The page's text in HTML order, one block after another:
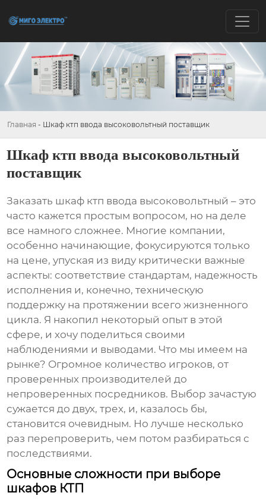
Главная - Шкаф ктп ввода высоковольтный поставщик
Шкаф ктп ввода высоковольтный
поставщик
Заказать шкаф ктп ввода высоковольтный – это
часто кажется простым вопросом, но на деле
все намного сложнее. Многие компании,
особенно начинающие, фокусируются только
на цене, упуская из виду критически важные
аспекты: соответствие стандартам, надежность
исполнения и, конечно, техническую
поддержку на протяжении всего жизненного
цикла. Я накопил некоторый опыт в этой
сфере, и хочу поделиться своими
наблюдениями и выводами. Что мы имеем на
рынке? Огромное количество игроков, от
проверенных производителей до
непроверенных посредников. Выбор зачастую
сужается до двух, трех, и, казалось бы,
становится очевидным. Но лучше несколько
раз перепроверить, чем потом разбираться с
последствиями.
Основные сложности при выборе
шкафов КТП